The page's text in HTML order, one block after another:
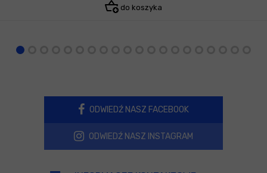
do koszyka
ODWIEDŹ NASZ FACEBOOK
ODWIEDŹ NASZ INSTAGRAM